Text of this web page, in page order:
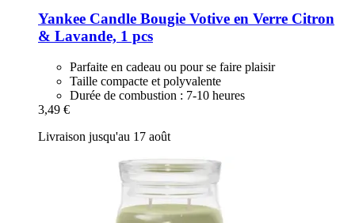
Yankee Candle Bougie Votive en Verre Citron
& Lavande, 1 pcs
Parfaite en cadeau ou pour se faire plaisir
Taille compacte et polyvalente
Durée de combustion : 7-10 heures
3,49 €
Livraison jusqu'au 17 août